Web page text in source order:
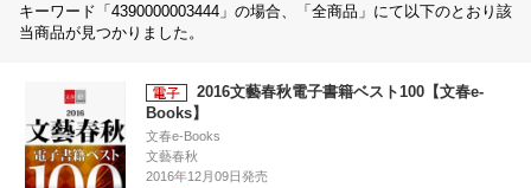
キーワード「4390000003444」の場合、「全商品」にて以下のとおり該
当商品が見つかりました。
2016文藝春秋電子書籍ベスト100【文春e-
Books】
文春e-Books
文藝春秋
2016年12月09日発売